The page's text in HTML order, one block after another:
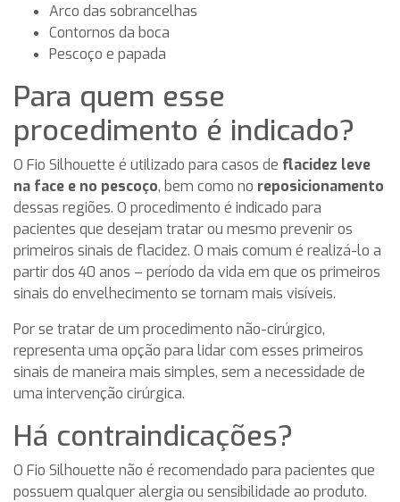
Arco das sobrancelhas
Contornos da boca
Pescoço e papada
Para quem esse
procedimento é indicado?
O Fio Silhouette é utilizado para casos de flacidez leve
na face e no pescoço, bem como no reposicionamento
dessas regiões. O procedimento é indicado para
pacientes que desejam tratar ou mesmo prevenir os
primeiros sinais de flacidez. O mais comum é realizá-lo a
partir dos 40 anos – período da vida em que os primeiros
sinais do envelhecimento se tornam mais visíveis.
Por se tratar de um procedimento não-cirúrgico,
representa uma opção para lidar com esses primeiros
sinais de maneira mais simples, sem a necessidade de
uma intervenção cirúrgica.
Há contraindicações?
O Fio Silhouette não é recomendado para pacientes que
possuem qualquer alergia ou sensibilidade ao produto.